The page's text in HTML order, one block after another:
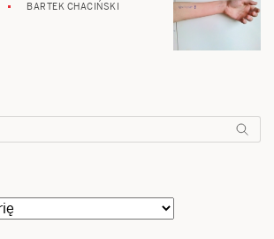
BARTEK CHACIŃSKI